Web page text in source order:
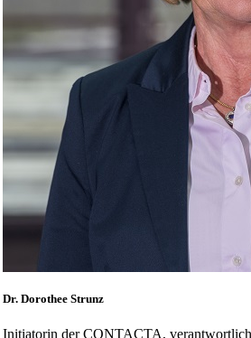
Dr. Dorothee Strunz
Initiatorin der CONTACTA,